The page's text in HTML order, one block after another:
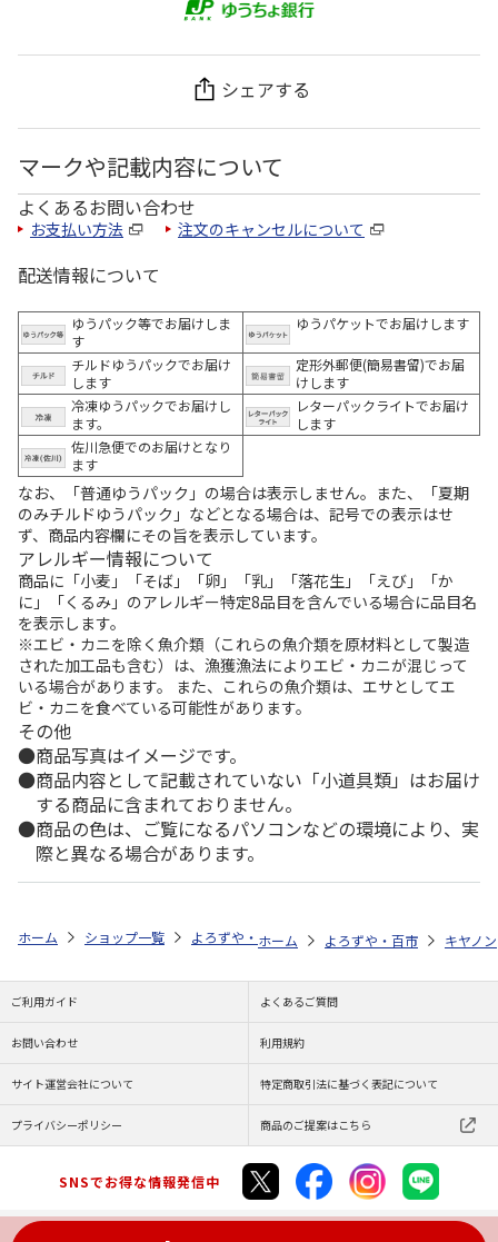
シェアする
マークや記載内容について
よくあるお問い合わせ
お支払い方法 注文のキャンセルについて
配送情報について
ゆうパック等でお届けしま
す
ゆうパケットでお届けします
チルドゆうパックでお届け
します
定形外郵便(簡易書留)でお届
けします
冷凍ゆうパックでお届けし
ます。
レターパックライトでお届け
します
佐川急便でのお届けとなり
ます
なお、「普通ゆうパック」の場合は表示しません。また、「夏期
のみチルドゆうパック」などとなる場合は、記号での表示はせ
ず、商品内容欄にその旨を表示しています。
アレルギー情報について
商品に「小麦」「そば」「卵」「乳」「落花生」「えび」「か
に」「くるみ」のアレルギー特定8品目を含んでいる場合に品目名
を表示します。
※エビ・カニを除く魚介類（これらの魚介類を原材料として製造
された加工品も含む）は、漁獲漁法によりエビ・カニが混じって
いる場合があります。 また、これらの魚介類は、エサとしてエ
ビ・カニを食べている可能性があります。
その他
商品写真はイメージです。
商品内容として記載されていない「小道具類」はお届け
する商品に含まれておりません。
商品の色は、ご覧になるパソコンなどの環境により、実
際と異なる場合があります。
ホーム ショップ一覧 よろずや・百市 エコリカ キヤノン ＢＣＩ－
ホーム よろずや・百市 キヤノン
ご利用ガイド よくあるご質問
お問い合わせ 利用規約
サイト運営会社について 特定商取引法に基づく表記について
プライバシーポリシー 商品のご提案はこちら
SNSでお得な情報発信中